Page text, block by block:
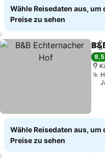
Wähle Reisedaten aus, um
Preise zu sehen
9,5
Wähle Reisedaten aus, um
Preise zu sehen